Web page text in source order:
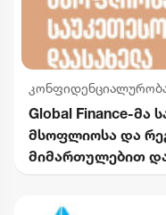
Global Finance-მა
მსოფლიოსა და
მიმართულებით